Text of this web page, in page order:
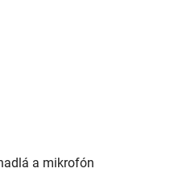
a mikrofón